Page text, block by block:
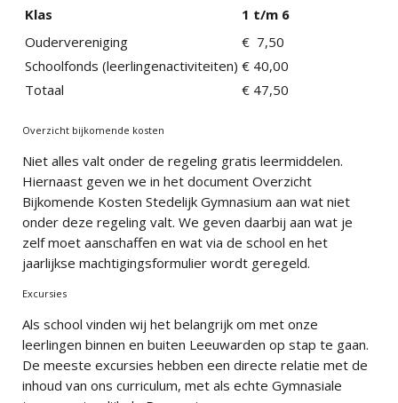
Klas
1 t/m 6
Oudervereniging
€ 7,50
Schoolfonds (leerlingenactiviteiten) € 40,00
Totaal
€ 47,50
Overzicht bijkomende kosten
Niet alles valt onder de regeling gratis leermiddelen.
Hiernaast geven we in het document Overzicht
Bijkomende Kosten Stedelijk Gymnasium aan wat niet
onder deze regeling valt. We geven daarbij aan wat je
zelf moet aanschaffen en wat via de school en het
jaarlijkse machtigingsformulier wordt geregeld.
Excursies
Als school vinden wij het belangrijk om met onze
leerlingen binnen en buiten Leeuwarden op stap te gaan.
De meeste excursies hebben een directe relatie met de
inhoud van ons curriculum, met als echte Gymnasiale